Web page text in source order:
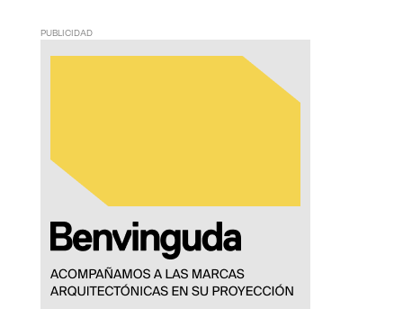
PUBLICIDAD